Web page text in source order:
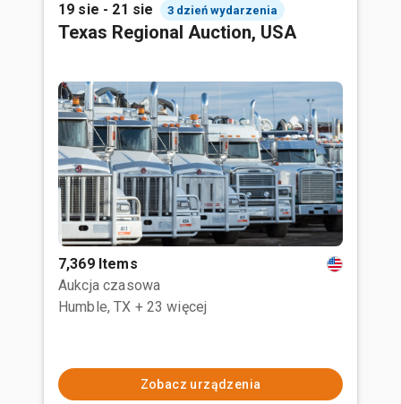
19 sie - 21 sie 3 dzień wydarzenia
Texas Regional Auction, USA
7,369 Items
Aukcja czasowa
Humble, TX + 23 więcej
Zobacz urządzenia